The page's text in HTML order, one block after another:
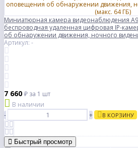
Миниатюрная камера видеонаблюдения A9
беспроводная удаленная цифровая IP-
об обнаружении движения, ночного
Артикул: -
7 660 ₽ за 1 шт
В наличии
-
+ В КОРЗИНУ
Быстрый просмотр